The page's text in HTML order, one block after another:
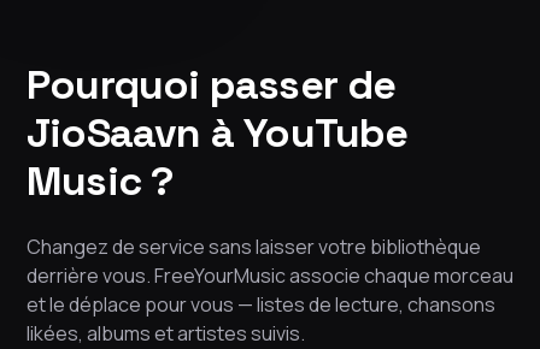
Pourquoi passer de
JioSaavn à YouTube
Music ?
Changez de service sans laisser votre bibliothèque
derrière vous. FreeYourMusic associe chaque morceau
et le déplace pour vous — listes de lecture, chansons
likées, albums et artistes suivis.